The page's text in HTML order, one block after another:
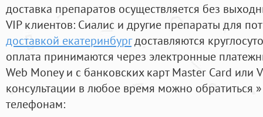
доставка препаратов осуществляется без
VIP клиентов: Сиалис и другие препараты для
доставкой екатеринбургдоставляются
оплата принимаются через электронные
Web Money и с банковских карт Master Card или
консультации в любое время можно обратиться
телефонам: